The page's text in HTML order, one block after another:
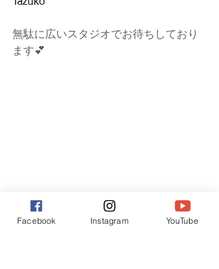
無駄に広いスタジオでお待ちしており
ます💕
Facebook Instagram YouTube